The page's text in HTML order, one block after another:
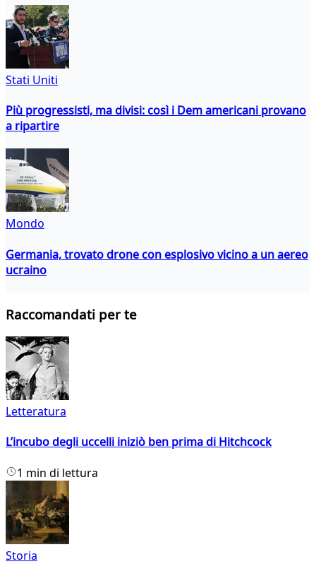
Stati Uniti
Più progressisti, ma divisi: così i Dem americani provano
a ripartire
Mondo
Germania, trovato drone con esplosivo vicino a un aereo
ucraino
Raccomandati per te
Letteratura
L’incubo degli uccelli iniziò ben prima di Hitchcock
1 min di lettura
Storia